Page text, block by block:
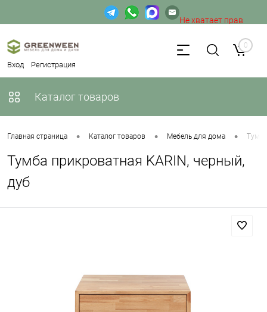
Вход Регистрация
Не хватает прав
доступа к веб-форме. 0
Каталог товаров
Главная страница • Каталог товаров • Мебель для дома •
Тумба прикроватная KARIN, черный,
дуб